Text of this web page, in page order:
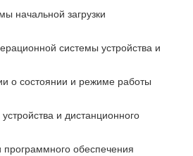
начальной загрузки
системы устройства и
о состоянии и режиме работы
и дистанционного
обеспечения